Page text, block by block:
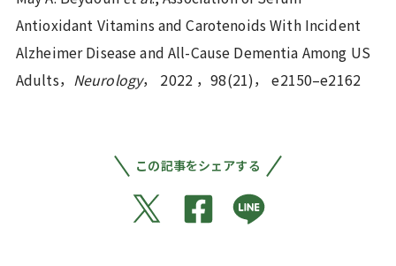
Antioxidant Vitamins and Carotenoids With Incident
Alzheimer Disease and All-Cause Dementia Among US
Adults， Neurology， 2022 ，98(21)， e2150–e2162
この記事をシェアする